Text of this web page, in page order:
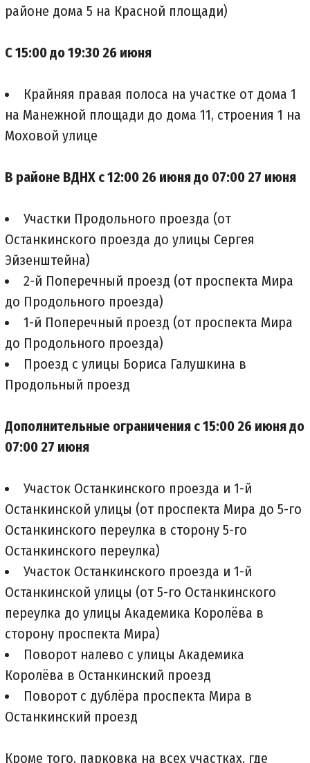
районе дома 5 на Красной площади)
С 15:00 до 19:30 26 июня
Крайняя правая полоса на участке от дома 1
на Манежной площади до дома 11, строения 1 на
Моховой улице
В районе ВДНХ с 12:00 26 июня до 07:00 27 июня
Участки Продольного проезда (от
Останкинского проезда до улицы Сергея
Эйзенштейна)
2-й Поперечный проезд (от проспекта Мира
до Продольного проезда)
1-й Поперечный проезд (от проспекта Мира
до Продольного проезда)
Проезд с улицы Бориса Галушкина в
Продольный проезд
Дополнительные ограничения с 15:00 26 июня до
07:00 27 июня
Участок Останкинского проезда и 1-й
Останкинской улицы (от проспекта Мира до 5-го
Останкинского переулка в сторону 5-го
Останкинского переулка)
Участок Останкинского проезда и 1-й
Останкинской улицы (от 5-го Останкинского
переулка до улицы Академика Королёва в
сторону проспекта Мира)
Поворот налево с улицы Академика
Королёва в Останкинский проезд
Поворот с дублёра проспекта Мира в
Останкинский проезд
Кроме того, парковка на всех участках, где